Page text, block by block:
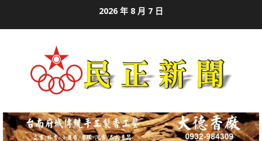
2026 年 8 月 7 日